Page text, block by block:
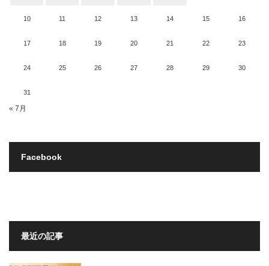
10 11 12 13 14 15 16
17 18 19 20 21 22 23
24 25 26 27 28 29 30
31
« 7月
Facebook
最近の記事